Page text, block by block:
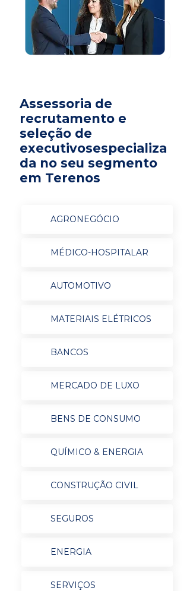
Assessoria de
recrutamento e
seleção de
executivosespecializa
da no seu segmento
em Terenos
AGRONEGÓCIO
MÉDICO-HOSPITALAR
AUTOMOTIVO
MATERIAIS ELÉTRICOS
BANCOS
MERCADO DE LUXO
BENS DE CONSUMO
QUÍMICO & ENERGIA
CONSTRUÇÃO CIVIL
SEGUROS
ENERGIA
SERVIÇOS